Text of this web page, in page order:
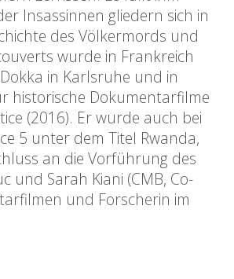
Insassinnen gliedern sich in
des Völkermords und
wurde in Frankreich
in Karlsruhe und in
historische Dokumentarfilme
(2016). Er wurde auch bei
5 unter dem Titel Rwanda,
an die Vorführung des
und Sarah Kiani (CMB, Co-
und Forscherin im